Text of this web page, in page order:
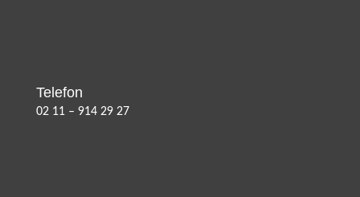
Telefon
02 11 – 914 29 27